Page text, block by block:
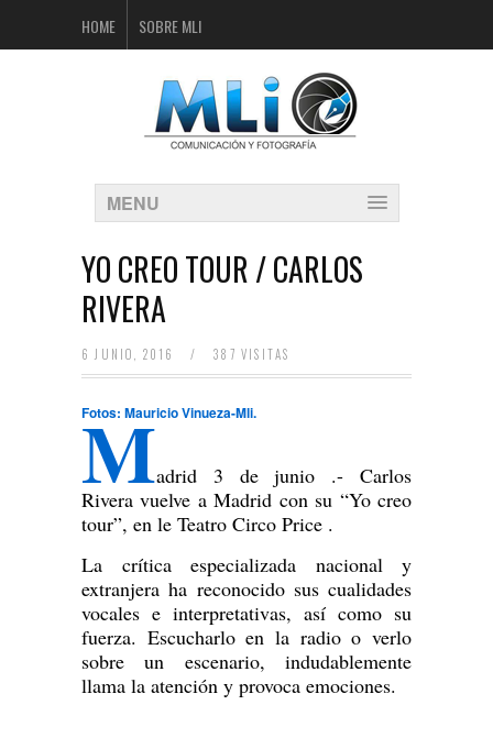
HOME SOBRE MLI
MENU
YO CREO TOUR / CARLOS
RIVERA
6 JUNIO, 2016 / 387 VISITAS
Fotos: Mauricio Vinueza-Mli.
Madrid 3 de junio .- Carlos
Rivera vuelve a Madrid con su “Yo creo
tour”, en le Teatro Circo Price .
La crítica especializada nacional y
extranjera ha reconocido sus cualidades
vocales e interpretativas, así como su
fuerza. Escucharlo en la radio o verlo
sobre un escenario, indudablemente
llama la atención y provoca emociones.